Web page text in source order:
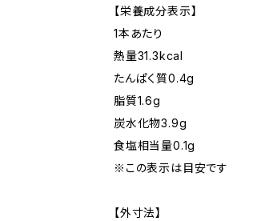
【栄養成分表示】
1本あたり
熱量31.3kcal
たんぱく質0.4g
脂質1.6g
炭水化物3.9g
食塩相当量0.1g
※この表示は目安です
【外寸法】